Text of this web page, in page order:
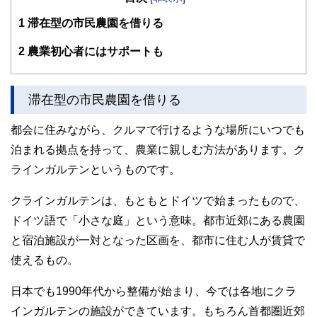
1 滞在型の市民農園を借りる
2 農業初心者にはサポートも
滞在型の市民農園を借りる
都会に住みながら、クルマで行けるような場所にいつでも
泊まれる拠点を持って、農業に親しむ方法があります。ク
ラインガルテンというものです。
クラインガルテンは、もともとドイツで始まったもので、
ドイツ語で「小さな庭」という意味。都市近郊にある農園
と宿泊施設が一対となった区画を、都市に住む人が賃貸で
使えるもの。
日本でも1990年代から整備が始まり、今では各地にクラ
インガルテンの施設ができています。もちろん首都圏近郊